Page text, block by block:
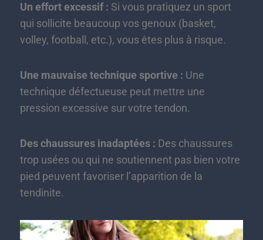
Un effort excessif : Si vous pratiquez un sport
qui sollicite beaucoup vos genoux (basket,
volley, football, etc.), vous êtes plus à risque.
Une mauvaise technique sportive : Une
technique défectueuse peut mettre une
pression excessive sur votre tendon.
Des chaussures inadaptées : Des chaussures
trop usées ou qui ne soutiennent pas bien votre
pied peuvent favoriser l’apparition de la
tendinite.